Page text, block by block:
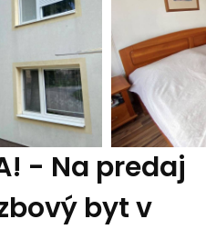
- Na predaj
byt v